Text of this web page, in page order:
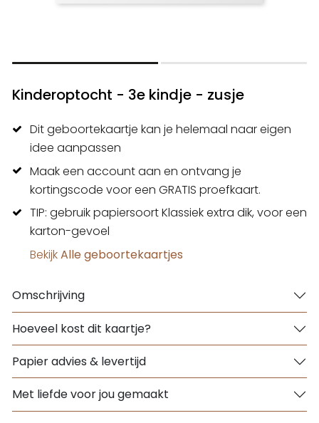
Kinderoptocht - 3e kindje - zusje
Dit geboortekaartje kan je helemaal naar eigen
idee aanpassen
Maak een account aan en ontvang je
kortingscode voor een GRATIS proefkaart.
TIP: gebruik papiersoort Klassiek extra dik, voor een
karton-gevoel
BekijkAlle geboortekaartjes
Omschrijving
Hoeveel kost dit kaartje?
Papier advies & levertijd
Met liefde voor jou gemaakt